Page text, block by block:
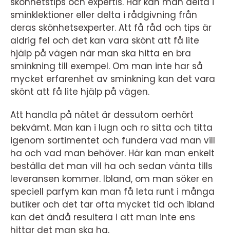
sminklektioner eller delta i rådgivning från
deras skönhetsexperter. Att få råd och tips är
aldrig fel och det kan vara skönt att få lite
hjälp på vägen när man ska hitta en bra
sminkning till exempel. Om man inte har så
mycket erfarenhet av sminkning kan det vara
skönt att få lite hjälp på vägen.
Att handla på nätet är dessutom oerhört
bekvämt. Man kan i lugn och ro sitta och titta
igenom sortimentet och fundera vad man vill
ha och vad man behöver. Här kan man enkelt
beställa det man vill ha och sedan vänta tills
leveransen kommer. Ibland, om man söker en
speciell parfym kan man få leta runt i många
butiker och det tar ofta mycket tid och ibland
kan det ändå resultera i att man inte ens
hittar det man ska ha.